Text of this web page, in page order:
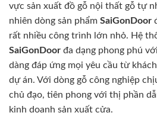
vực sản xuất đồ gỗ nội thất gỗ tự
nhiên dòng sản phẩm SaiGonDoor
rất nhiều công trình lớn nhỏ. Hệ
SaiGonDoor đa dạng phong phú
dàng đáp ứng mọi yêu cầu từ
dự án. Với dòng gỗ công nghiệp
chủ đạo, tiên phong với thị phần
kinh doanh sản xuất cửa.